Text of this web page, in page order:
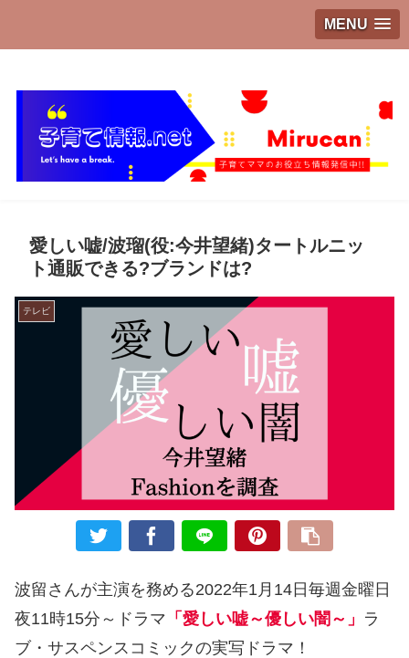
MENU
愛しい嘘/波瑠(役:今井望緒)タートルニッ
ト通販できる?ブランドは?
テレビ
波留さんが主演を務める2022年1月14日毎週金曜日
夜11時15分～ドラマ 「愛しい嘘～優しい闇～」 ラ
ブ・サスペンスコミックの実写ドラマ！